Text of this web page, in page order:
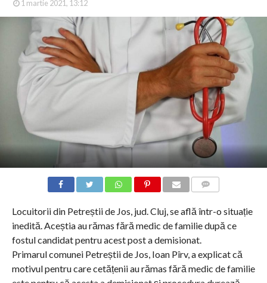
1 martie 2021, 13:12
Locuitorii din Petreștii de Jos, jud. Cluj, se află într-o situație
inedită. Aceștia au rămas fără medic de familie după ce
fostul candidat pentru acest post a demisionat.
Primarul comunei Petreștii de Jos, Ioan Pîrv, a explicat că
motivul pentru care cetățenii au rămas fără medic de familie